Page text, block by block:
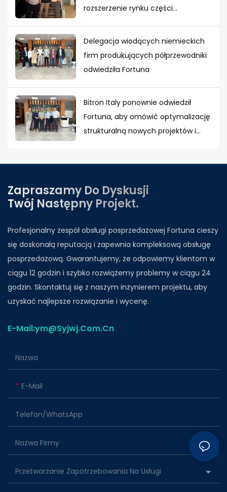
rozszerzenie rynku części
Południowo-Wschodniej
Delegacja wiodących niemieckich
firm produkujących półprzewodniki
odwiedziła Fortuna
Bitron Italy ponownie odwiedził
Fortuna, aby omówić optymalizację
strukturalną nowych projektów i
Zapraszamy Do Dyskusji
Twój Następny Projekt.
Profesjonalny zespół obsługi posprzedażowej Fortuna cieszy
się doskonałą reputacją i zapewnia kompleksową obsługę
posprzedażową. Gwarantujemy, że odpowiemy klientom w
ciągu 12 godzin i szybko rozwiążemy problemy w ciągu 24
godzin. Skontaktuj się z naszym inżynierem projektu, aby
uzyskać najlepsze rozwiązanie i wycenę.
E-Mail:ym@Syjwj.Com.Cn
Nazwa
E-Mail
Telefon/WhatsApp
Nazwa Firmy
Przetwarzanie Zapotrzebowania Na Usługi